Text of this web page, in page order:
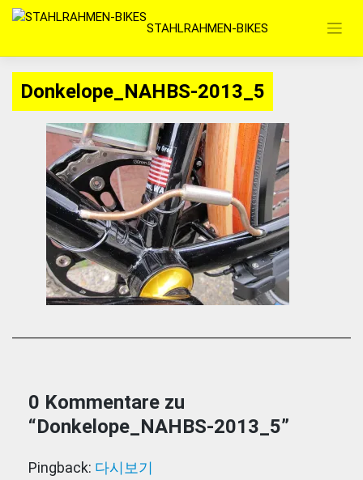
Zum
springen
STAHLRAHMEN-BIKES
Donkelope_NAHBS-2013_5
0 Kommentare zu
“Donkelope_NAHBS-2013_5”
Pingback: 다시보기